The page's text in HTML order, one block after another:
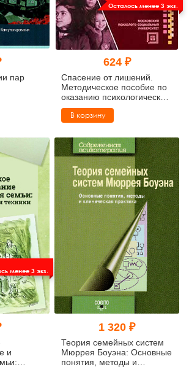
пар
Осталось менее 3 экз.
624 ₽
Спасение от лишений.
Методическое пособие по
оказанию психологической
помощи детям, лишенным
родительского
В корзину
менее 3 экз.
и
1 320 ₽
Теория семейных систем
Мюррея Боуэна: Основные
понятия, методы и